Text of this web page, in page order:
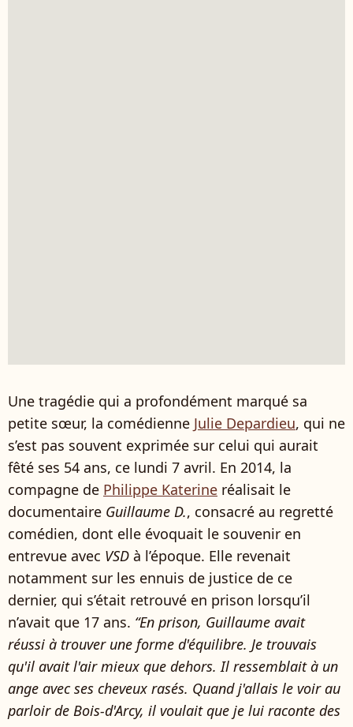
Une tragédie qui a profondément marqué sa
petite sœur, la comédienne Julie Depardieu, qui ne
s’est pas souvent exprimée sur celui qui aurait
fêté ses 54 ans, ce lundi 7 avril. En 2014, la
compagne de Philippe Katerine réalisait le
documentaire Guillaume D., consacré au regretté
comédien, dont elle évoquait le souvenir en
entrevue avec VSD à l’époque. Elle revenait
notamment sur les ennuis de justice de ce
dernier, qui s’était retrouvé en prison lorsqu’il
n’avait que 17 ans. “En prison, Guillaume avait
réussi à trouver une forme d'équilibre. Je trouvais
qu'il avait l'air mieux que dehors. Il ressemblait à un
ange avec ses cheveux rasés. Quand j'allais le voir au
parloir de Bois-d'Arcy, il voulait que je lui raconte des